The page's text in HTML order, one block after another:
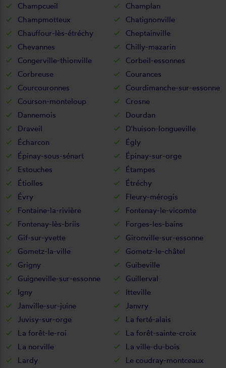
Champcueil
Champlan
Champmotteux
Chatignonville
Chauffour-lès-étréchy
Cheptainville
Chevannes
Chilly-mazarin
Congerville-thionville
Corbeil-essonnes
Corbreuse
Courances
Courcouronnes
Courdimanche-sur-essonne
Courson-monteloup
Crosne
Dannemois
Dourdan
Draveil
D'huison-longueville
Écharcon
Égly
Épinay-sous-sénart
Épinay-sur-orge
Estouches
Étampes
Étiolles
Étréchy
Évry
Fleury-mérogis
Fontaine-la-rivière
Fontenay-le-vicomte
Fontenay-lès-briis
Forges-les-bains
Gif-sur-yvette
Gironville-sur-essonne
Gometz-la-ville
Gometz-le-châtel
Grigny
Guibeville
Guigneville-sur-essonne
Guillerval
Igny
Itteville
Janville-sur-juine
Janvry
Juvisy-sur-orge
La ferté-alais
La forêt-le-roi
La forêt-sainte-croix
La norville
La ville-du-bois
Lardy
Le coudray-montceaux